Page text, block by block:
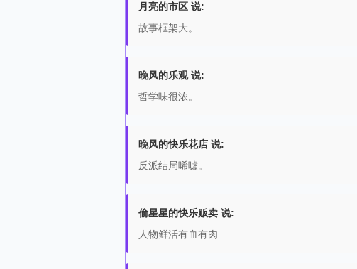
月亮的市区 说:
故事框架大。
晚风的乐观 说:
哲学味很浓。
晚风的快乐花店 说:
反派结局唏嘘。
偷星星的快乐贩卖 说:
人物鲜活有血有肉